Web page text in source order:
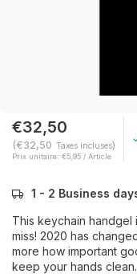
€32,50
(€32,50 Taxes incluses)
Prix unitaire: €5,95 / Article
1 - 2 Business
This keychain
miss! 2020 has
more how important
keep your hands clean.